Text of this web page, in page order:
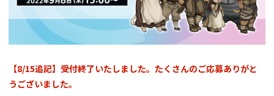
【8/15追記】受付終了いたしました。たくさんのご応募ありがと
うございました。